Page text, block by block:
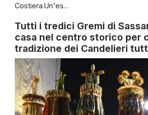
Costiera.Un'es...
Tutti i tredici Gremi di
casa nel centro storico per
tradizione dei Candelieri